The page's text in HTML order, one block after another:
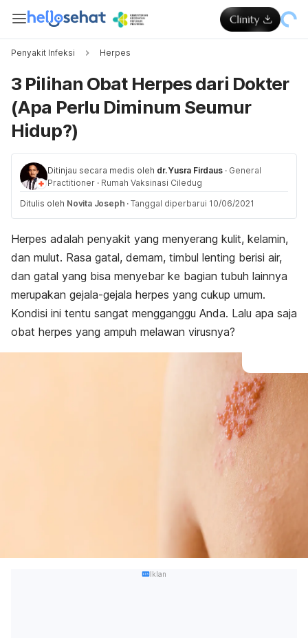
Penyakit Infeksi Herpes
3 Pilihan Obat Herpes dari Dokter
(Apa Perlu Diminum Seumur
Hidup?)
Ditinjau secara medis oleh dr. Yusra Firdaus · General
Practitioner · Rumah Vaksinasi Ciledug
Ditulis oleh Novita Joseph · Tanggal diperbarui 10/06/2021
Herpes adalah penyakit yang menyerang kulit, kelamin,
dan mulut. Rasa gatal, demam, timbul lenting berisi air,
dan gatal yang bisa menyebar ke bagian tubuh lainnya
merupakan gejala-gejala herpes yang cukup umum.
Kondisi ini tentu sangat mengganggu Anda. Lalu apa saja
obat herpes yang ampuh melawan virusnya?
Iklan